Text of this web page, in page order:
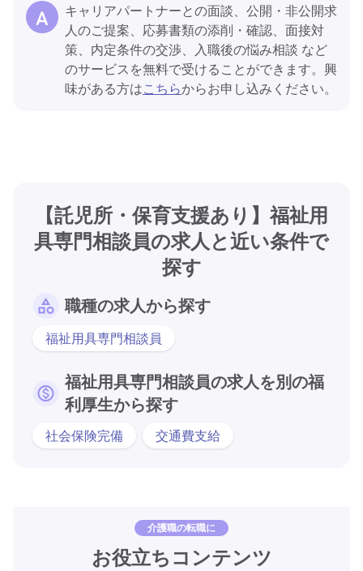
キャリアパートナーとの面談、公開・非公開求
人のご提案、応募書類の添削・確認、面接対
策、内定条件の交渉、入職後の悩み相談 など
のサービスを無料で受けることができます。興
味がある方はこちらからお申し込みください。
【託児所・保育支援あり】福祉用
具専門相談員の求人と近い条件で
探す
職種の求人から探す
福祉用具専門相談員
福祉用具専門相談員の求人を別の福
利厚生から探す
社会保険完備 交通費支給
介護職の転職に
お役立ちコンテンツ